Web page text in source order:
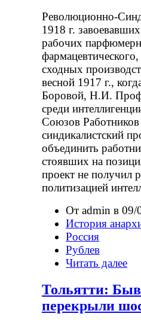
Революционно-
1918 г.
рабочих
сходных
весной 1917 г.,
Боровой, Н.И.
среди
Союзов
синдикалистский
объединить
стоявших на
проект не получил
политизацией
От admin в 09/
История
Россия
Рублев
Читать далее
Тольятти:
перекрыли